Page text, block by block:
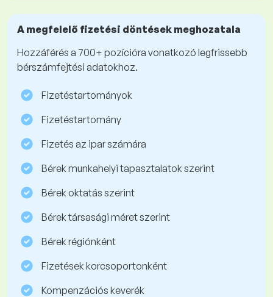
A megfelelő fizetési döntések meghozatala
Hozzáférés a 700+ pozícióra vonatkozó legfrissebb
bérszámfejtési adatokhoz.
Fizetéstartományok
Fizetéstartomány
Fizetés az ipar számára
Bérek munkahelyi tapasztalatok szerint
Bérek oktatás szerint
Bérek társasági méret szerint
Bérek régiónként
Fizetések korcsoportonként
Kompenzációs keverék